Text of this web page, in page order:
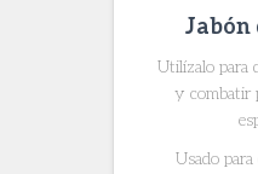
Jabón
Utilízalo para
y combatir
Usado para